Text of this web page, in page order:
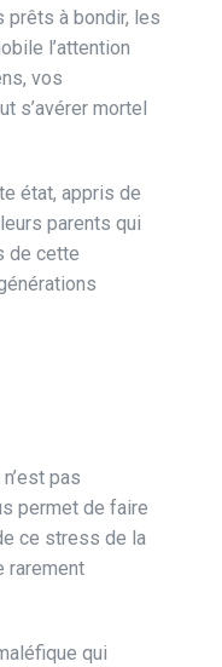
à bondir, les
l’attention
vos
s’avérer mortel
état, appris de
parents qui
de cette
pas
permet de faire
ce stress de la
rarement
qui